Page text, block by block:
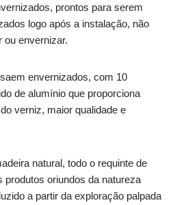
prontos para serem
logo após a instalação, não
ou envernizar.
envernizados, com 10
de alumínio que proporciona
verniz, maior qualidade e
natural, todo o requinte de
oriundos da natureza
a partir da exploração palpada